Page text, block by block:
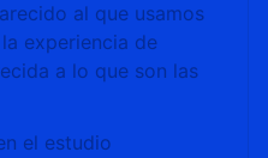
al que usamos
experiencia de
a lo que son las
el estudio